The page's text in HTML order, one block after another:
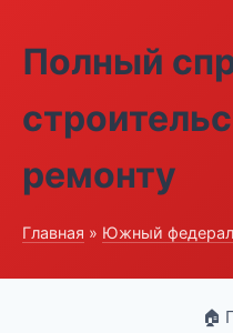
Полный
ремонту
Главная » Южный
🏠